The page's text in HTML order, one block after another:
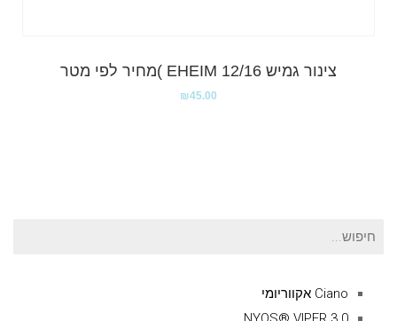
צינור גמיש EHEIM 12/16 )מחיר לפי מטר
₪45.00
חיפוש
Ciano אקווריומי